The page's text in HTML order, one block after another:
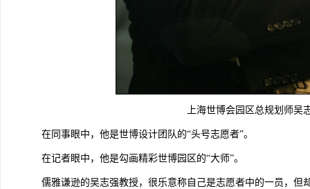
上海世博会园区总规划师吴
在同事眼中，他是世博设计团队的“头号志愿者”。
在记者眼中，他是勾画精彩世博园区的“大师”。
儒雅谦逊的吴志强教授，很乐意称自己是志愿者中的一员，但